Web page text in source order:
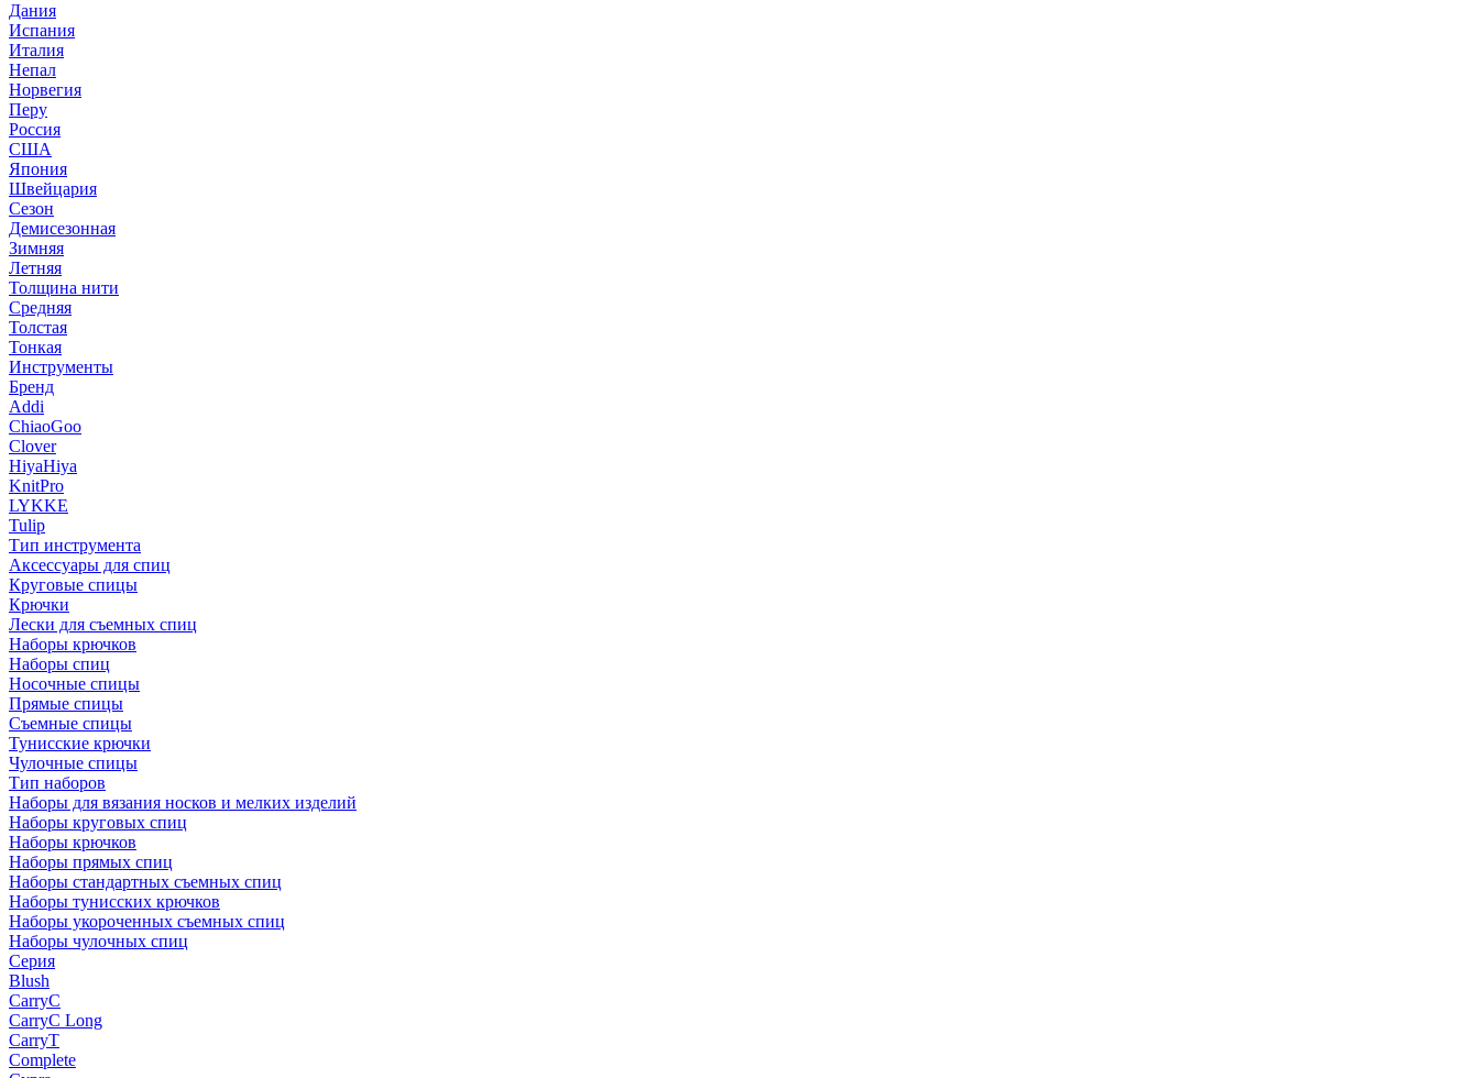
Дания
Испания
Италия
Непал
Норвегия
Перу
Россия
США
Япония
Швейцария
Сезон
Демисезонная
Зимняя
Летняя
Толщина нити
Средняя
Толстая
Тонкая
Инструменты
Бренд
Addi
ChiaoGoo
Clover
HiyaHiya
KnitPro
LYKKE
Tulip
Тип инструмента
Аксессуары для спиц
Круговые спицы
Крючки
Лески для съемных спиц
Наборы крючков
Наборы спиц
Носочные спицы
Прямые спицы
Съемные спицы
Тунисские крючки
Чулочные спицы
Тип наборов
Наборы для вязания носков и мелких изделий
Наборы круговых спиц
Наборы крючков
Наборы прямых спиц
Наборы стандартных съемных спиц
Наборы тунисских крючков
Наборы укороченных съемных спиц
Наборы чулочных спиц
Серия
Blush
CarryC
CarryC Long
CarryT
Complete